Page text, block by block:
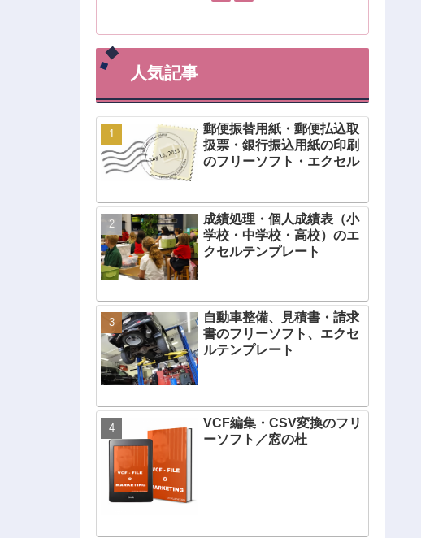
人気記事
郵便振替用紙・郵便払込取
扱票・銀行振込用紙の印刷
のフリーソフト・エクセル
成績処理・個人成績表（小
学校・中学校・高校）のエ
クセルテンプレート
自動車整備、見積書・請求
書のフリーソフト、エクセ
ルテンプレート
VCF編集・CSV変換のフリ
ーソフト／窓の杜